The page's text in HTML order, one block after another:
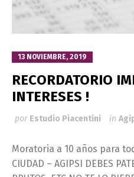
13 NOVIEMBRE, 2019
RECORDATORIO
INTERESES !
por Estudio Piacentini in
Moratoria a 10 años para
CIUDAD – AGIPSI DEBES